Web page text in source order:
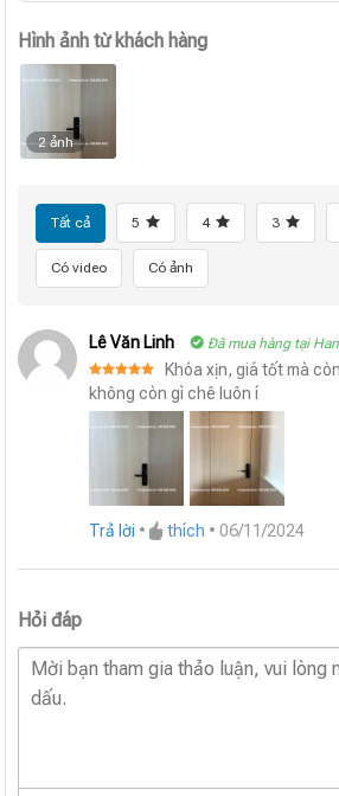
Hình ảnh từ khách hàng
2 ảnh
Tất cả 5 4 3
Có video Có ảnh
Lê Văn Linh Đã mua hàng tại
Được xếp
hạng55
sao
Khóa xịn, giá tốt mà
không còn gì chê luôn í
Trả lời • thích •06/11/2024
Hỏi đáp